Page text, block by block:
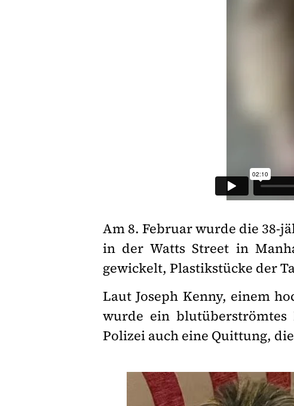
Am 8. Februar wurde die 38-
in der Watts Street in
gewickelt, Plastikstücke der
Laut Joseph Kenny, einem
wurde ein blutüberströmtes
Polizei auch eine Quittung,